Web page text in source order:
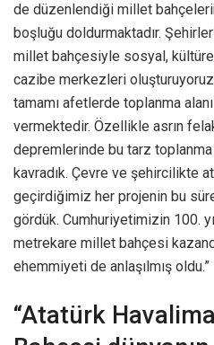
de düzenlendiği millet
boşluğu doldurmaktadır.
millet bahçesiyle sosyal,
cazibe merkezleri
tamamı afetlerde toplanma
vermektedir. Özellikle asrın
depremlerinde bu tarz toplanma
kavradık. Çevre ve şehircilikte
geçirdiğimiz her projenin bu
gördük. Cumhuriyetimizin 100.
metrekare millet bahçesi
ehemmiyeti de anlaşılmış oldu.”
“Atatürk